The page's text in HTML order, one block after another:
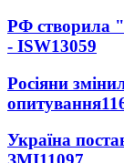
РФ створила
- ISW13059
Росіяни
опитування
Україна